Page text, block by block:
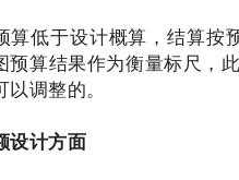
算低于设计概算，结算按
预算结果作为衡量标尺，
调整的。
设计方面